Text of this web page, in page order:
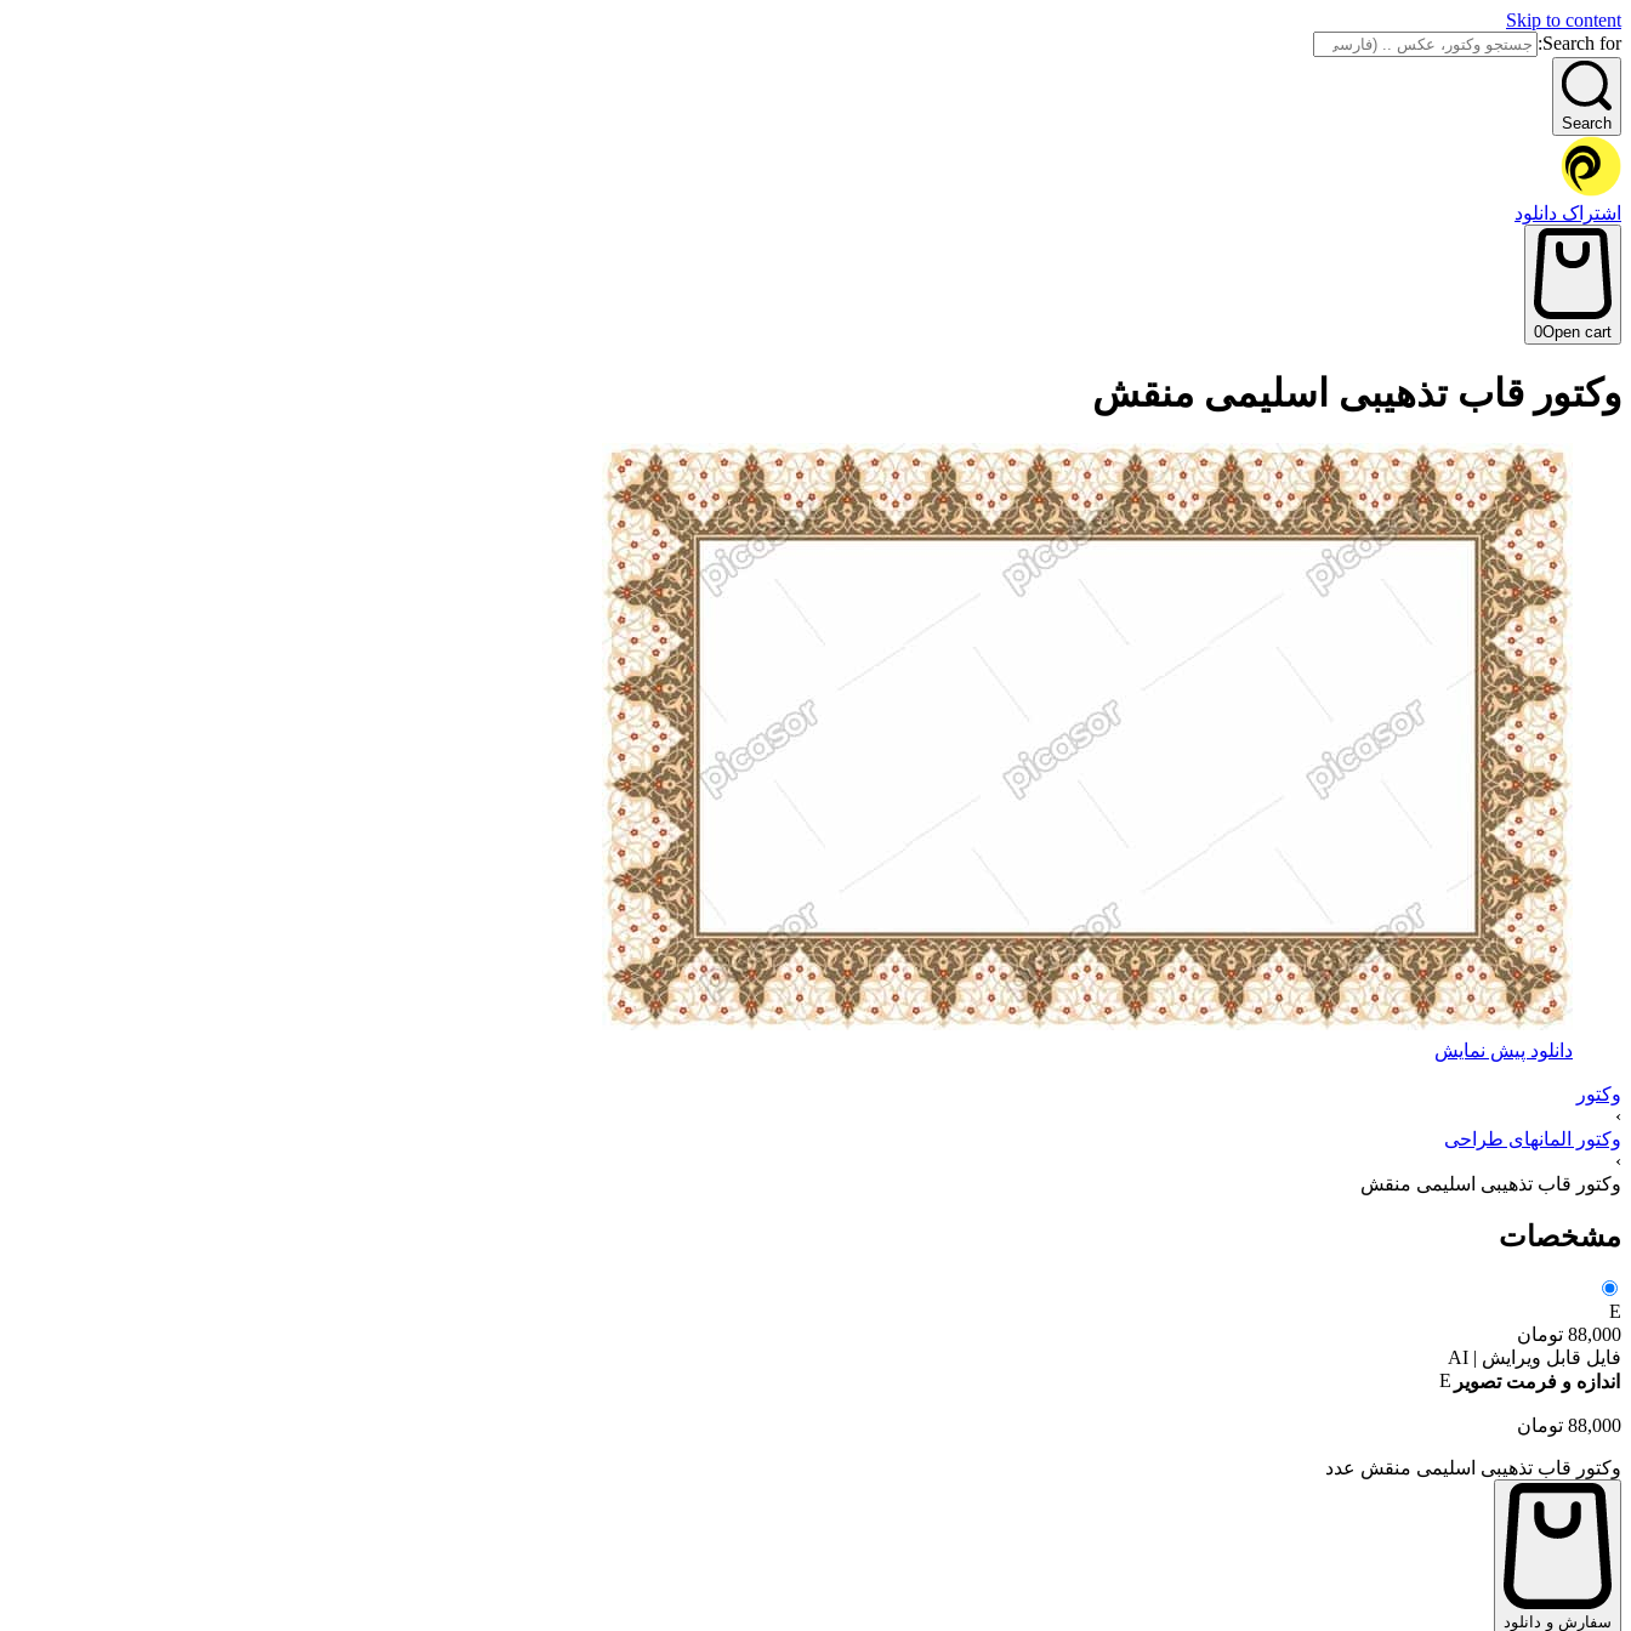
Skip to content
Search for:
Search
اشتراک دانلود
0Open cart
وکتور قاب تذهیبی اسلیمی منقش
دانلود پیش نمایش
وکتور
›
وکتور المانهای طراحی
›
وکتور قاب تذهیبی اسلیمی منقش
مشخصات
E
88,000 تومان
فایل قابل ویرایش | AI
اندازه و فرمت تصویر E
88,000 تومان
وکتور قاب تذهیبی اسلیمی منقش عدد
سفارش و دانلود